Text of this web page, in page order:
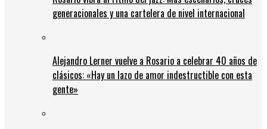
generacionales y una cartelera de nivel internacional
Alejandro Lerner vuelve a Rosario a celebrar 40 años de
clásicos: «Hay un lazo de amor indestructible con esta
gente»